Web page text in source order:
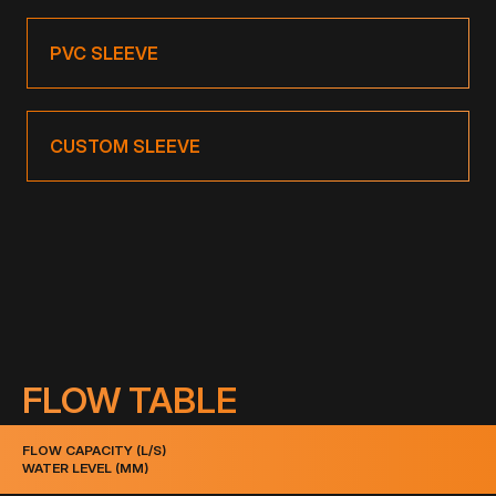
PVC SLEEVE
CUSTOM SLEEVE
FLOW TABLE
FLOW CAPACITY (L/S)
WATER LEVEL (MM)